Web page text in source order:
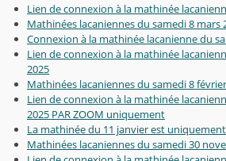
Lien de connexion à la mathinée
Mathinées lacaniennes du samedi 8 mars
Connexion à la mathinée lacanienne du
Lien de connexion à la mathinée
2025
Mathinées lacaniennes du samedi 8
Lien de connexion à la mathinée
2025 PAR ZOOM uniquement
La mathinée du 11 janvier est
Mathinées lacaniennes du samedi 30